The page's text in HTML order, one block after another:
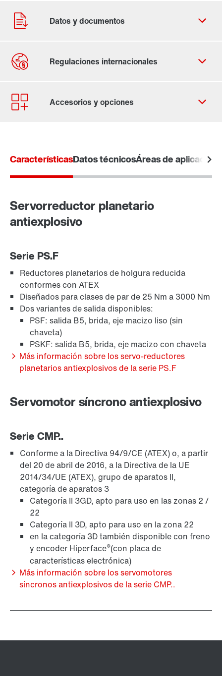
Contacto
Ubicaciones mundiales
CaracterísticasDatos técnicosÁreas de aplicación
Servorreductor planetario
antiexplosivo
Serie PS.F
Reductores planetarios de holgura reducida
conformes con ATEX
Diseñados para clases de par de 25 Nm a 3000 Nm
Dos variantes de salida disponibles:
PSF: salida B5, brida, eje macizo liso (sin
chaveta)
PSKF: salida B5, brida, eje macizo con chaveta
Más información sobre los servo-reductores
planetarios antiexplosivos de la serie PS.F
Servomotor síncrono antiexplosivo
Serie CMP..
Conforme a la Directiva 94/9/CE (ATEX) o, a partir
del 20 de abril de 2016, a la Directiva de la UE
2014/34/UE (ATEX), grupo de aparatos II,
categoría de aparatos 3
Categoría II 3GD, apto para uso en las zonas 2 /
22
Categoría II 3D, apto para uso en la zona 22
en la categoría 3D también disponible con freno
y encoder Hiperface®(con placa de
características electrónica)
Más información sobre los servomotores
síncronos antiexplosivos de la serie CMP..